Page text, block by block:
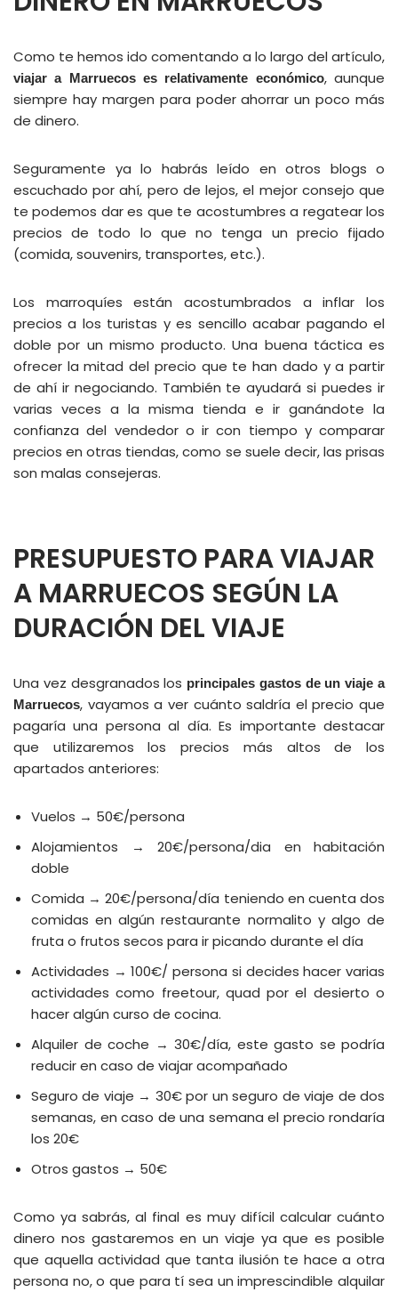
Como te hemos ido comentando a lo largo del artículo,
viajar a Marruecos es relativamente económico, aunque
siempre hay margen para poder ahorrar un poco más
de dinero.
Seguramente ya lo habrás leído en otros blogs o
escuchado por ahí, pero de lejos, el mejor consejo que
te podemos dar es que te acostumbres a regatear los
precios de todo lo que no tenga un precio fijado
(comida, souvenirs, transportes, etc.).
Los marroquíes están acostumbrados a inflar los
precios a los turistas y es sencillo acabar pagando el
doble por un mismo producto. Una buena táctica es
ofrecer la mitad del precio que te han dado y a partir
de ahí ir negociando. También te ayudará si puedes ir
varias veces a la misma tienda e ir ganándote la
confianza del vendedor o ir con tiempo y comparar
precios en otras tiendas, como se suele decir, las prisas
son malas consejeras.
PRESUPUESTO PARA VIAJAR
A MARRUECOS SEGÚN LA
DURACIÓN DEL VIAJE
Una vez desgranados los principales gastos de un viaje a
Marruecos, vayamos a ver cuánto saldría el precio que
pagaría una persona al día. Es importante destacar
que utilizaremos los precios más altos de los
apartados anteriores:
Vuelos → 50€/persona
Alojamientos → 20€/persona/dia en habitación
doble
Comida → 20€/persona/día teniendo en cuenta dos
comidas en algún restaurante normalito y algo de
fruta o frutos secos para ir picando durante el día
Actividades → 100€/ persona si decides hacer varias
actividades como freetour, quad por el desierto o
hacer algún curso de cocina.
Alquiler de coche → 30€/día, este gasto se podría
reducir en caso de viajar acompañado
Seguro de viaje → 30€ por un seguro de viaje de dos
semanas, en caso de una semana el precio rondaría
los 20€
Otros gastos → 50€
Como ya sabrás, al final es muy difícil calcular cuánto
dinero nos gastaremos en un viaje ya que es posible
que aquella actividad que tanta ilusión te hace a otra
persona no, o que para tí sea un imprescindible alquilar